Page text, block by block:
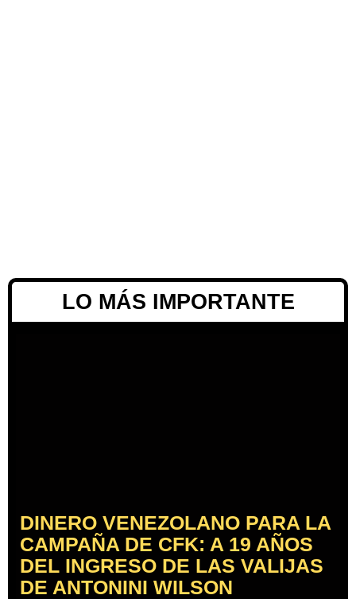
LO MÁS IMPORTANTE
DINERO VENEZOLANO PARA LA
CAMPAÑA DE CFK: A 19 AÑOS
DEL INGRESO DE LAS VALIJAS
DE ANTONINI WILSON